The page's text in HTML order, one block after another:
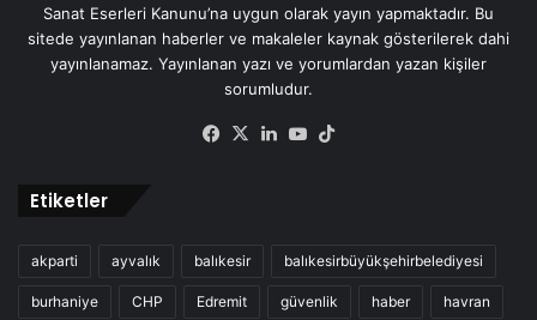
Sanat Eserleri Kanunu’na uygun olarak yayın yapmaktadır. Bu
sitede yayınlanan haberler ve makaleler kaynak gösterilerek dahi
yayınlanamaz. Yayınlanan yazı ve yorumlardan yazan kişiler
sorumludur.
Facebook
X LinkedInYouTube
Etiketler
akparti ayvalık balıkesir balıkesirbüyükşehirbelediyesi
burhaniye CHP Edremit güvenlik haber havran